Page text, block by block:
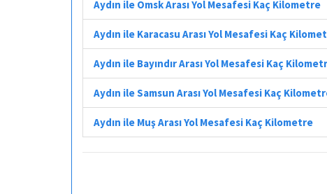
Aydın ile Omsk Arası Yol Mesafesi Kaç Kilometre
Aydın ile Karacasu Arası Yol Mesafesi Kaç
Aydın ile Bayındır Arası Yol Mesafesi Kaç
Aydın ile Samsun Arası Yol Mesafesi Kaç
Aydın ile Muş Arası Yol Mesafesi Kaç Kilometre